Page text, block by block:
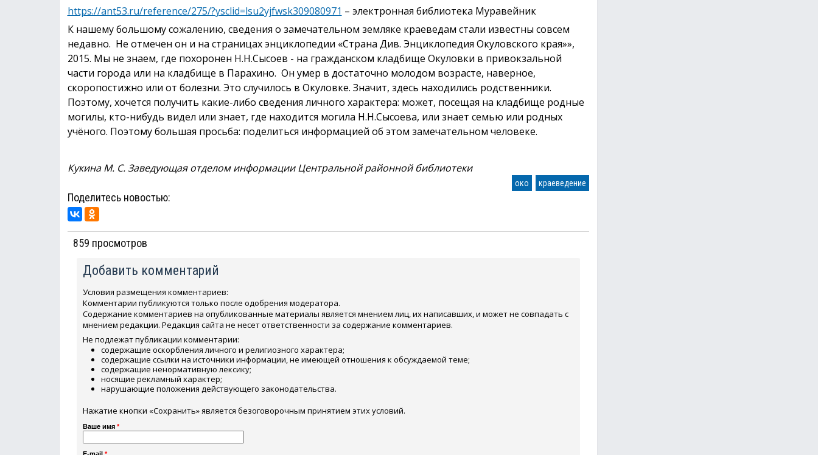
https://ant53.ru/reference/275/?ysclid=lsu2yjfwsk309080971 – электронная библиотека Муравейник
К нашему большому сожалению, сведения о замечательном земляке краеведам стали известны совсем
недавно. Не отмечен он и на страницах энциклопедии «Страна Див. Энциклопедия Окуловского края»»,
2015. Мы не знаем, где похоронен Н.Н.Сысоев - на гражданском кладбище Окуловки в привокзальной
части города или на кладбище в Парахино. Он умер в достаточно молодом возрасте, наверное,
скоропостижно или от болезни. Это случилось в Окуловке. Значит, здесь находились родственники.
Поэтому, хочется получить какие-либо сведения личного характера: может, посещая на кладбище родные
могилы, кто-нибудь видел или знает, где находится могила Н.Н.Сысоева, или знает семью или родных
учёного. Поэтому большая просьба: поделиться информацией об этом замечательном человеке.
Кукина М. С. Заведующая отделом информации Центральной районной библиотеки
око краеведение
Поделитесь новостью:
859 просмотров
Добавить комментарий
Условия размещения комментариев:
Комментарии публикуются только после одобрения модератора.
Содержание комментариев на опубликованные материалы является мнением лиц, их написавших, и может не совпадать с
мнением редакции. Редакция сайта не несет ответственности за содержание комментариев.
Не подлежат публикации комментарии:
содержащие оскорбления личного и религиозного характера;
содержащие ссылки на источники информации, не имеющей отношения к обсуждаемой теме;
содержащие ненормативную лексику;
носящие рекламный характер;
нарушающие положения действующего законодательства.
Нажатие кнопки «Сохранить» является безоговорочным принятием этих условий.
Ваше имя *